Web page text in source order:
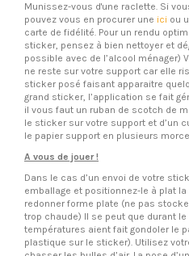
Munissez-vous d'une raclette. Si
pouvez vous en procurer une ici ou
carte de fidélité. Pour un rendu
sticker, pensez à bien nettoyer et
possible avec de l’alcool ménager)
ne reste sur votre support car elle
sticker posé faisant apparaitre
grand sticker, l’application se fait
il vous faut un ruban de scotch de
le sticker sur votre support et d’un
le papier support en plusieurs
A vous de jouer !
Dans le cas d’un envoi de votre
emballage et positionnez-le à plat
redonner forme plate (ne pas
trop chaude) Il se peut que durant
températures aient fait gondoler le
plastique sur le sticker). Utilisez